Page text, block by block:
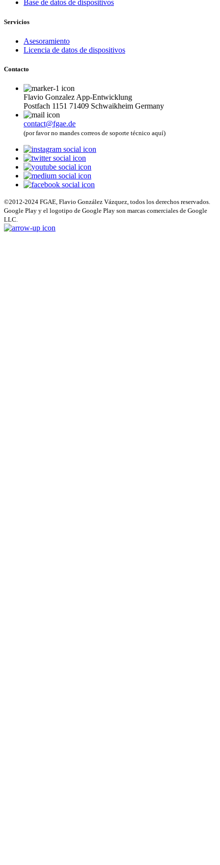
Base de datos de dispositivos
Servicios
Asesoramiento
Licencia de datos de dispositivos
Contacto
Flavio Gonzalez App-Entwicklung
Postfach 1151 71409 Schwaikheim Germany
contact@fgae.de
(por favor no mandes correos de soporte técnico aquí)
©2012-2024 FGAE, Flavio González Vázquez, todos los derechos reservados.
Google Play y el logotipo de Google Play son marcas comerciales de Google
LLC.